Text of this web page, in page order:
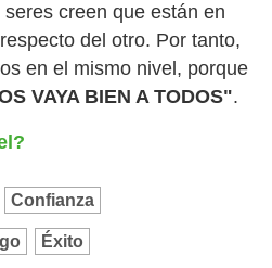
creen que están en
del otro. Por tanto,
en el mismo nivel, porque
VAYA BIEN A TODOS".
Confianza
Éxito